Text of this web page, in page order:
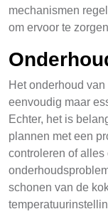
mechanismen
om ervoor te
Het onderhoud
eenvoudig maar
Echter, het is
plannen met een
controleren of alles
schonen van de